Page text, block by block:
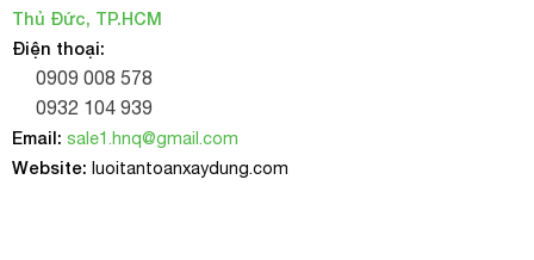
➣Phụ kiện cáp thép: Tăng đơ, mã ní, khuyên cáp, khóa
cáp, móc cẩu,….
➣Cáp vải cẩu hàng, dây tăng đơ chằng hàng, dây buộc
hàng, dây neo tàu…
Thủ Đức, TP.HCM
Điện thoại:
0909 008 578
0932 104 939
Email: sale1.hnq@gmail.com
Website: luoitantoanxaydung.com